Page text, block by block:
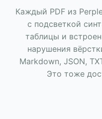
Каждый PDF из
с подсветкой
таблицы и
нарушения
Markdown, JSON,
Это тоже